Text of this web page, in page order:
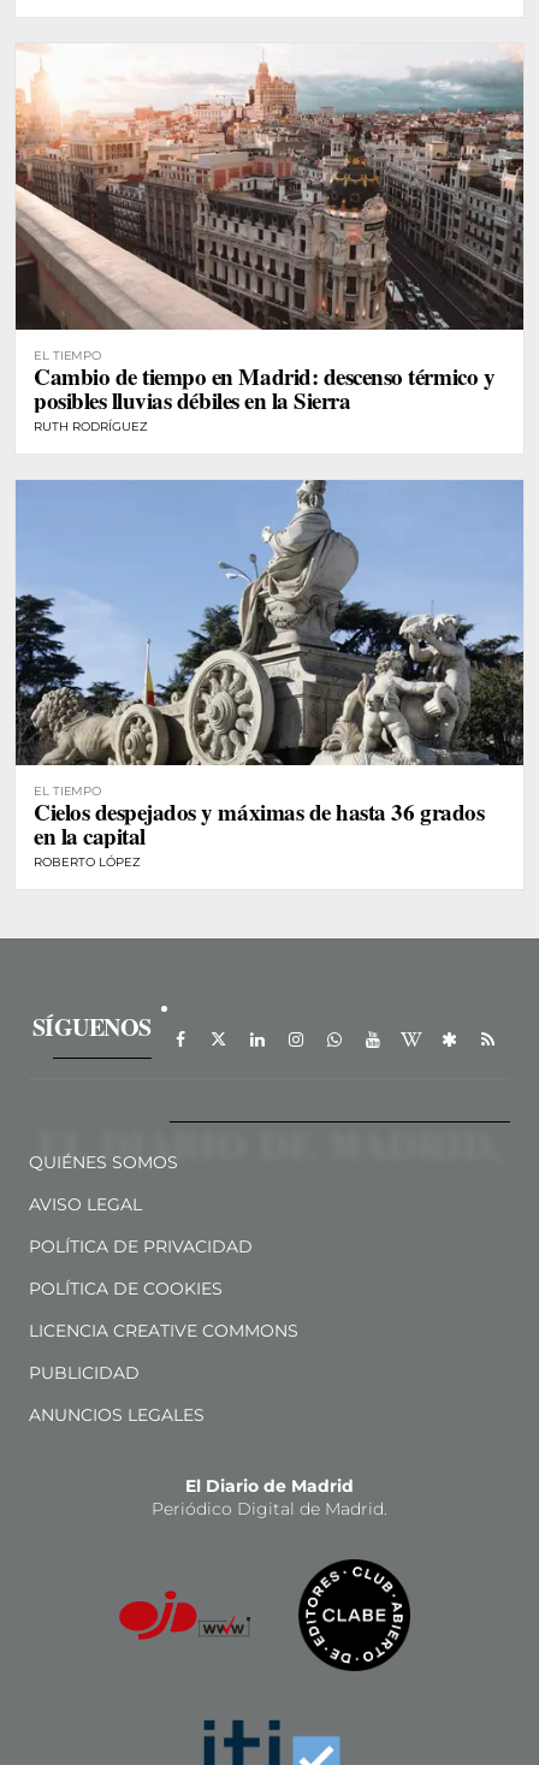
EL TIEMPO
Cambio de tiempo en Madrid: descenso térmico y
posibles lluvias débiles en la Sierra
RUTH RODRÍGUEZ
EL TIEMPO
Cielos despejados y máximas de hasta 36 grados
en la capital
ROBERTO LÓPEZ
SÍGUENOS
QUIÉNES SOMOS
AVISO LEGAL
POLÍTICA DE PRIVACIDAD
POLÍTICA DE COOKIES
LICENCIA CREATIVE COMMONS
PUBLICIDAD
ANUNCIOS LEGALES
El Diario de Madrid
Periódico Digital de Madrid.